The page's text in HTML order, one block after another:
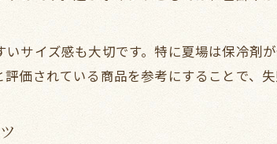
で人気のテイクアウトスイーツ活用法
帰りしやすい大阪スイーツのおすすめ
昇中の大阪テイクアウトグルメ事情
サイズ感も大切です。特に夏場は保冷剤
価されている商品を参考にすることで、